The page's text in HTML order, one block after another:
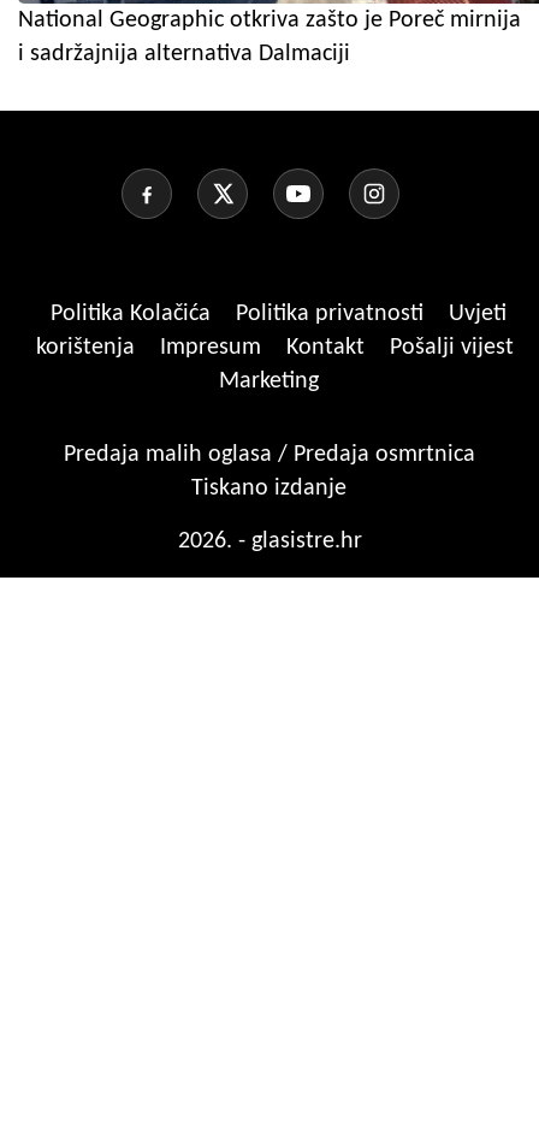
National Geographic otkriva zašto je Poreč mirnija
i sadržajnija alternativa Dalmaciji
Politika Kolačića Politika privatnosti
Uvjeti
korištenja
Impresum Kontakt
Pošalji vijest
Marketing
Predaja malih oglasa / Predaja osmrtnica
Tiskano izdanje
2026. - glasistre.hr